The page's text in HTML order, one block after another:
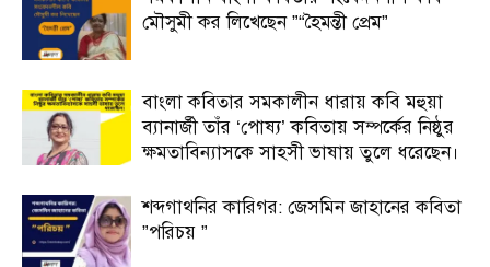
মৌসুমী কর লিখেছেন ”“হৈমন্তী প্রেম”
বাংলা কবিতার সমকালীন ধারায় কবি মহুয়া
ব্যানার্জী তাঁর ‘পোষ্য’ কবিতায় সম্পর্কের নিষ্ঠুর
ক্ষমতাবিন্যাসকে সাহসী ভাষায় তুলে ধরেছেন।
শব্দগাথনির কারিগর: জেসমিন জাহানের কবিতা
”পরিচয় ”